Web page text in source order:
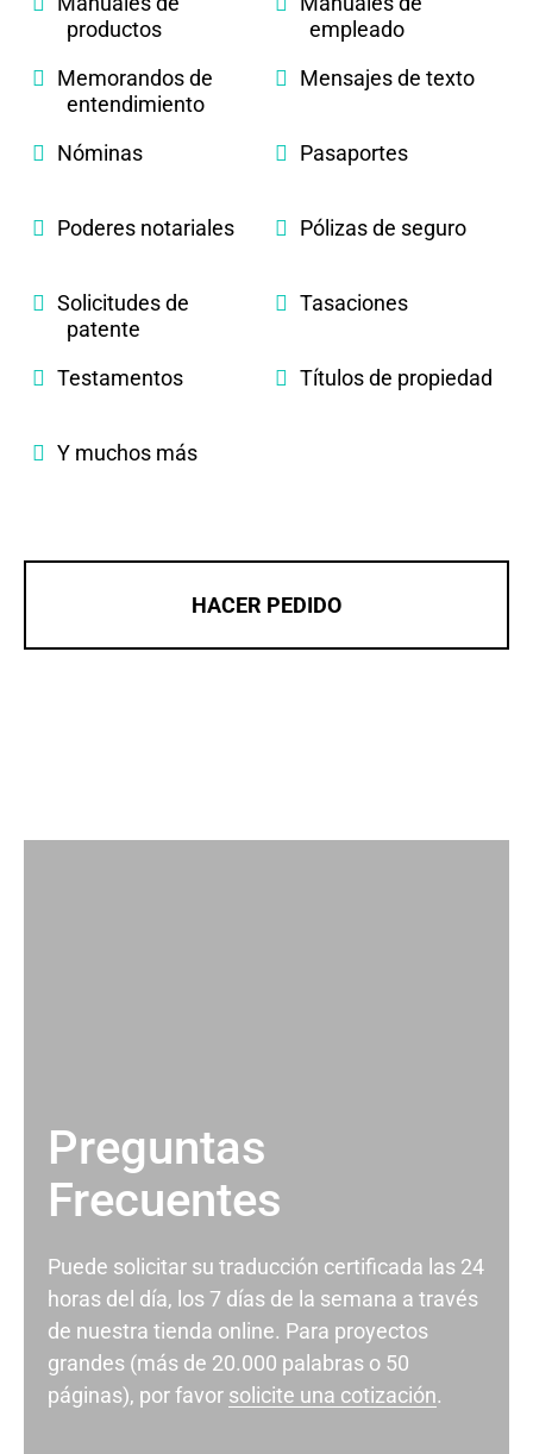
productos
empleado
Memorandos de
entendimiento
Mensajes de texto
Nóminas Pasaportes
Poderes notariales Pólizas de seguro
Solicitudes de
patente
Tasaciones
Testamentos Títulos de propiedad
Y muchos más
HACER PEDIDO
Preguntas
Frecuentes
Puede solicitar su traducción certificada las 24
horas del día, los 7 días de la semana a través
de nuestra tienda online. Para proyectos
grandes (más de 20.000 palabras o 50
páginas), por favor solicite una cotización.